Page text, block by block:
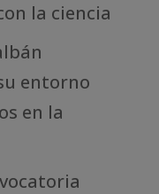
la ciencia
entorno
en la